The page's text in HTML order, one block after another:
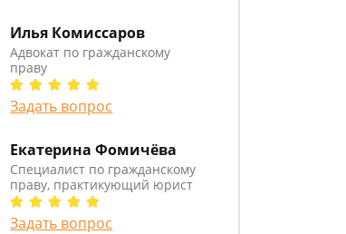
Илья Комиссаров
Адвокат по гражданскому
праву
Задать вопрос
Екатерина Фомичёва
Специалист по гражданскому
праву, практикующий юрист
Задать вопрос